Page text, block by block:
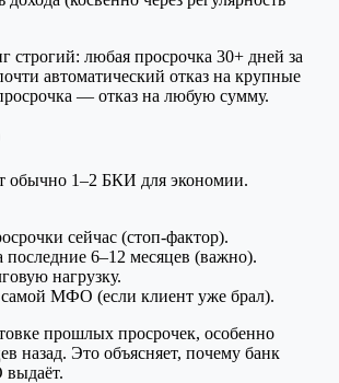
строгий: любая просрочка 30+ дней за
автоматический отказ на крупные
— отказ на любую сумму.
1–2 БКИ для экономии.
сейчас (стоп-фактор).
последние 6–12 месяцев (важно).
нагрузку.
МФО (если клиент уже брал).
прошлых просрочек, особенно
назад. Это объясняет, почему банк